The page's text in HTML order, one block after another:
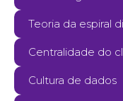
Teoria da espiral
Centralidade do
Cultura de dados